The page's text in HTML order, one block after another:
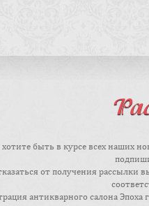
быть в курсе всех наших
от получения рассылки
антикварного салона